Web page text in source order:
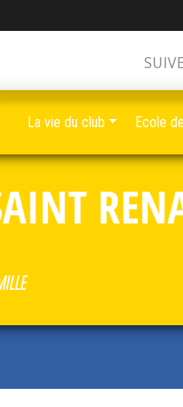
La vie du club Ecole